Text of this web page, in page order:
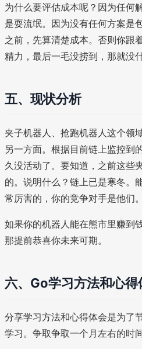
为什么要评估成本呢？因为任何
是耍流氓。因为没有任何方案是
之前，先算清楚成本。否则你跟
精力，最后一毛没捞到，那就没
五、现状分析
夹子机器人、抢跑机器人这个领
另一方面。根据目前链上监控到
久没活动了。要知道，之前这些
的。说明什么？链上已是寒冬。
常厉害的，你的竞争对手是他们。
如果你的机器人能在熊市里赚到
那提前恭喜你未来可期。
六、Go学习方法和心得
分享学习方法和心得体会是为了
学习。争取争取一个月左右的时